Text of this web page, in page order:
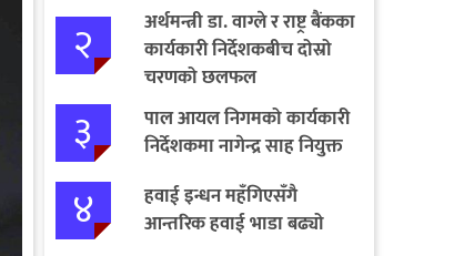
२
अर्थमन्त्री डा. वाग्ले र राष्ट्र बैंकका
कार्यकारी निर्देशकबीच दोस्रो
चरणको छलफल
३
पाल आयल निगमको कार्यकारी
निर्देशकमा नागेन्द्र साह नियुक्त
४
हवाई इन्धन महँगिएसँगै
आन्तरिक हवाई भाडा बढ्यो